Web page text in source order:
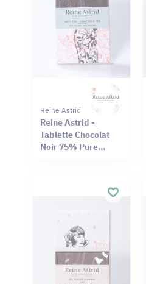
Reine Astrid
Reine Astrid -
Tablette Chocolat
Noir 75% Pure